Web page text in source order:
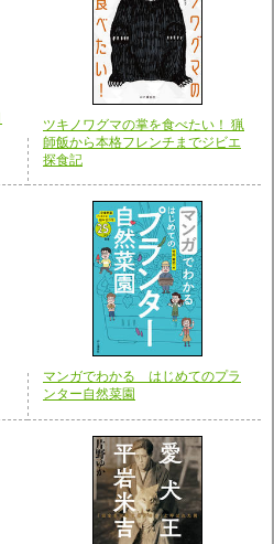
ツキノワグマの掌を食べたい！ 猟
師飯から本格フレンチまでジビエ
探食記
マンガでわかる はじめてのプラ
ンター自然菜園